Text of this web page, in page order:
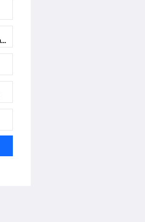
Kompany gibt Verletzungs-Updates